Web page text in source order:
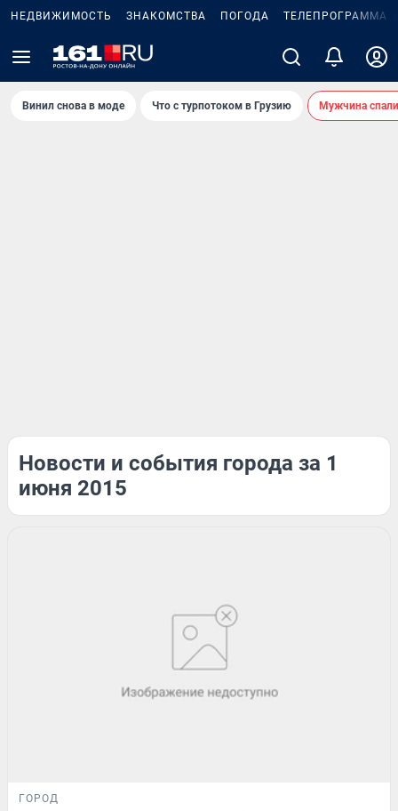
НЕДВИЖИМОСТЬ ЗНАКОМСТВА ПОГОДА ТЕЛЕПРОГРАММА
Винил снова в моде Что с турпотоком в Грузию Мужчина
Новости и события города за 1
июня 2015
ГОРОД